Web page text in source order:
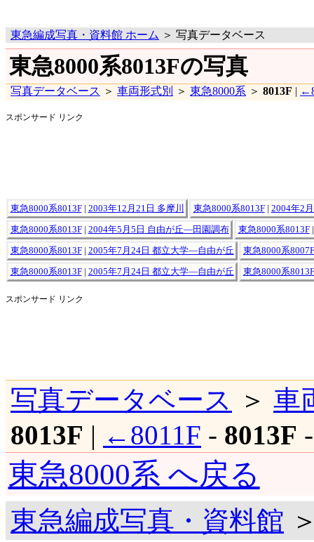
東急編成写真・資料館 ホーム ＞ 写真データベース
東急8000系8013Fの写真
写真データベース ＞ 車両形式別 ＞ 東急8000系 ＞ 8013F |
スポンサード リンク
東急8000系8013F| 2003年12月21日 多摩川 東急8000系8013F| 2004年2
東急8000系8013F| 2004年5月5日 自由が丘―田園調布 東急8000系8013F
東急8000系8013F| 2005年7月24日 都立大学―自由が丘 東急8000系8007F
東急8000系8013F| 2005年7月24日 都立大学―自由が丘 東急8000系8013F
スポンサード リンク
写真データベース ＞ 車
8013F | ←8011F - 8013F
東急8000系 へ戻る
東急編成写真・資料館